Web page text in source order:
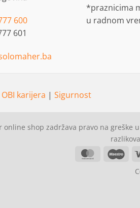
600
601
*praznicima
u radnom
OBI karijera | Sigurnost
online shop zadržava pravo na greške
MasterCard